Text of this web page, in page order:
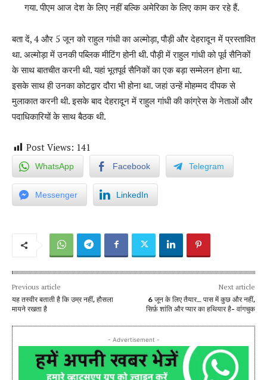
गया. पीएम आज देश के लिए नहीं बल्कि अमेरिका के लिए काम कर रहे हैं.
बता दें, 4 और 5जून को राहुल गांधी का अल्मोड़ा,पौड़ी और देहरादून में प्रस्तावित
था. अल्मोड़ा में उनकी पब्लिक मीटिंग होनी थी.पौड़ी में राहुल गांधी को पूर्व सैनिकों
के साथ बातचीत करनी थी.यहां भूतपूर्व सैनिकों का एक बड़ा सम्मेलन होना था.
इसके साथ ही उनका कोटद्वार दौरा भी होना था.जहां उन्हें मोहम्मद दीपक से
मुलाकात करनी थी.इसके बाद देहरादून में राहुल गांधी की कांग्रेस के नेताओं और
पदाधिकारियों के साथ बैठक थी.
Post Views: 141
WhatsApp Facebook Telegram
Messenger LinkedIn
Previous article
यह तस्वीर बताती है कि उम्र नहीं, हौसला
मायने रखता है
Next article
6 जून के लिए तैयार… पास में कुछ और नहीं,
सिर्फ़ शांति और प्यार का हथियार है- वांगचुक
- Advertisement -